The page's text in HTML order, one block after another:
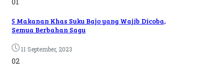
5 Makanan Khas Suku Bajo yang Wajib Dicoba,
Semua Berbahan Sagu
11 September, 2023
02